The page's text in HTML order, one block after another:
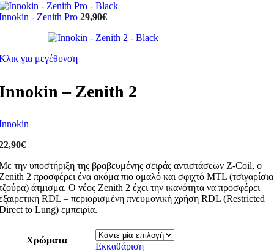
- Zenith Pro 29,90€
για μεγέθυνση
– Zenith 2
€
την υποστήριξη της βραβευμένης σειράς αντιστάσεων Z-Coil, ο
2 προσφέρει ένα ακόμα πιο ομαλό και σφιχτό MTL (τσιγαρίσια
άτμισμα. Ο νέος Zenith 2 έχει την ικανότητα να προσφέρει
RDL – περιορισμένη πνευμονική χρήση RDL (Restricted
to Lung) εμπειρία.
Χρώματα
Εκκαθάριση